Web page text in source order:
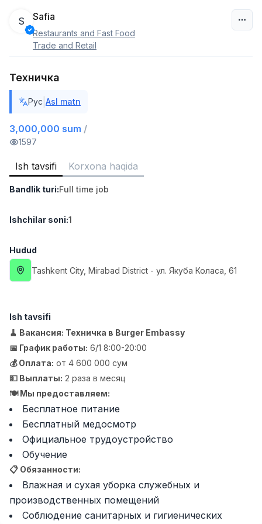
O‘zbekiston
Do'kon sotuvchisi
MONDO BEST
Full time job
Ish joyidan
Sotuv agenti
7,000,000 - 15,000,000 sum/
VITAREX
3,000,000 - 8,000,000 sum
VITAREX
Full time job
Ish joyidan
2,600,000 - 5,000,000 sum
3,000,000 - 10,000,000 sum
NAVBAHOR APTEKA
Full time job
Ish joyidan
Sotuv bo'yicha agent
Kelishiladi
LION_ESTATE
Full time job
Ish joyidan
Sotuvchi
4,000,000 - 7,000,000 sum/
S Safia
Restaurants and Fast Food
Trade and Retail
Техничка
Рус Asl matn
3,000,000 sum /
1597
Ish tavsifi Korxona haqida
Bandlik turi:Full time job
Ishchilar soni:1
Hudud
Tashkent City, Mirabad District - ул. Якуба Коласа, 61
Ish tavsifi
🧹 Вакансия: Техничка в Burger Embassy
📅 График работы: 6/1 8:00-20:00
💰 Оплата: от 4 600 000 сум
💵 Выплаты: 2 раза в месяц
🍽 Мы предоставляем:
Бесплатное питание
Бесплатный медосмотр
Официальное трудоустройство
Обучение
📋 Обязанности:
Влажная и сухая уборка служебных и
производственных помещений
Соблюдение санитарных и гигиенических
Vakansiyalar